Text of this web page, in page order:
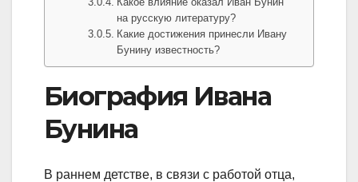
на русскую литературу?
Какие достижения принесли Ивану
Бунину известность?
Биография Ивана
Бунина
В раннем детстве, в связи с работой отца,